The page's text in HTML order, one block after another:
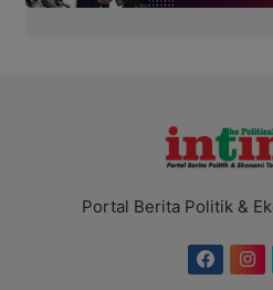
Portal Berita Politik &